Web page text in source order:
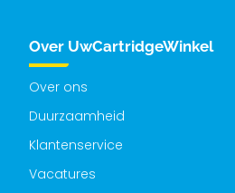
Over UwCartridgeWinkel
Over ons
Duurzaamheid
Klantenservice
Vacatures